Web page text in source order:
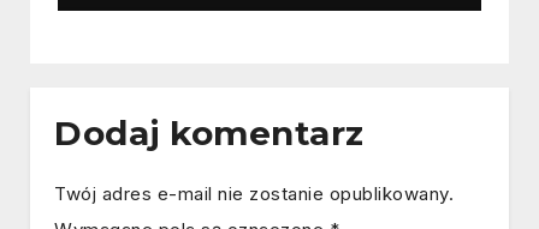
Dodaj komentarz
Twój adres e-mail nie zostanie opublikowany.